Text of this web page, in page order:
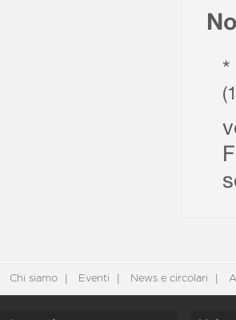
*
Chi siamo Eventi News e circolari